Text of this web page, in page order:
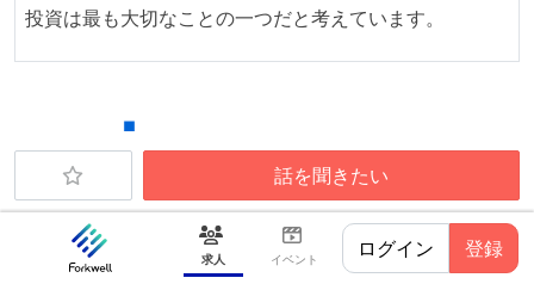
求人 イベント ログイン 登録
イテレーションの最後などに、定期的にチームでふり
ワークフローの整備
全てのコードをバージョン管理ツールで管理している
各メンバーが実装したコードのマージは Pull Request
ベースで行われる
投資は最も大切なことの一つだと考えています。
話を聞きたい